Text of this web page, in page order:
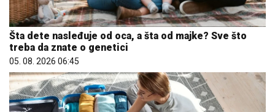
Šta dete nasleđuje od oca, a šta od majke? Sve što
treba da znate o genetici
05. 08. 2026 06:45